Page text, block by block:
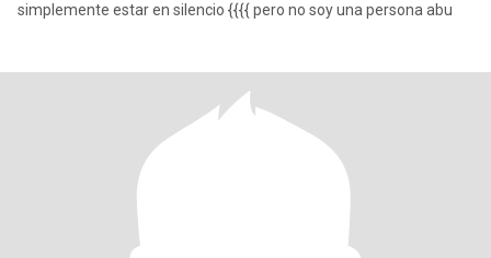
simplemente estar en silencio {{{{ pero no soy una persona abu